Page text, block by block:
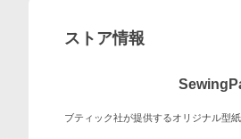
ストア情報
ブティック社が提供するオリジナル型